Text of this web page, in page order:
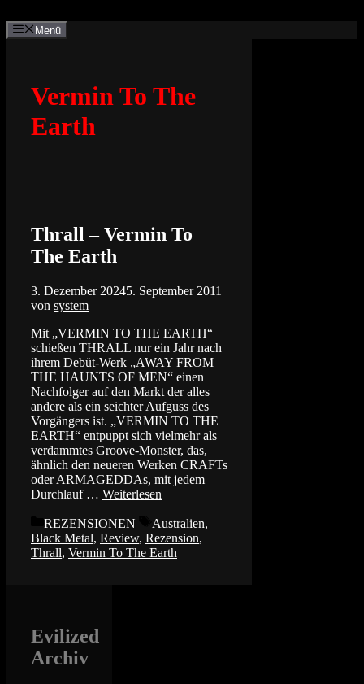
Inhalt
springen
Menü
Vermin To The
Earth
Thrall – Vermin To
The Earth
3. Dezember 20245. September 2011
von system
Mit „VERMIN TO THE EARTH“
schießen THRALL nur ein Jahr nach
ihrem Debüt-Werk „AWAY FROM
THE HAUNTS OF MEN“ einen
Nachfolger auf den Markt der alles
andere als ein seichter Aufguss des
Vorgängers ist. „VERMIN TO THE
EARTH“ entpuppt sich vielmehr als
verdammtes Groove-Monster, das,
ähnlich den neueren Werken CRAFTs
oder ARMAGEDDAs, mit jedem
Durchlauf … Weiterlesen
Kategorien
REZENSIONEN Schlagwörter
Australien,
Black Metal, Review, Rezension,
Thrall, Vermin To The Earth
Evilized
Archiv